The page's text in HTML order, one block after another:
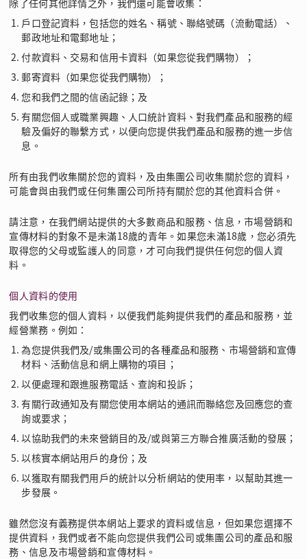
戶口登記資料，包括您的姓名、稱號、聯絡號碼（流動電話）、
郵政地址和電郵地址；
付款資料、交易和信用卡資料（如果您從我們購物）；
郵寄資料（如果您從我們購物）；
您和我們之間的信函記錄；及
有關您個人或職業興趣、人口統計資料、對我們產品和服務的經
驗及偏好的聯繫方式，以便向您提供我們產品和服務的進一步信
息。
所有由我們收集關於您的資料，及由集團公司收集關於您的資料，
可能會與由我們或任何集團公司所持有關於您的其他資料合併。
請注意，在我們網站提供的大多數商品和服務、信息，市場營銷和
宣傳材料的對象不是未滿18歲的青年。如果您未滿18歲，您必須先
取得您的父母或監護人的同意，才可向我們提供任何您的個人資
料。
個人資料的使用
我們收集您的個人資料，以便我們能夠提供我們的產品和服務，並
經營業務。例如：
為您提供我們及/或集團公司的各種產品和服務、市場營銷和宣傳
材料、活動信息和網上購物的項目；
以便處理和跟進服務電話、查詢和投訴；
有關行政通知及有關您使用本網站的通訊而聯絡您及回應您的查
詢或要求；
以協助我們的未來營銷目的及/或與第三方聯合推廣活動的發展；
以核實本網站用戶的身份；及
以獲取有關我們用戶的統計以分析網站的使用率，以幫助其進一
步發展。
雖然您沒有義務提供本網站上要求的資料或信息，但如果您選擇不
提供資料，我們或者不能向您提供我們公司或集團公司的產品和服
務、信息及市場營銷和宣傳材料。